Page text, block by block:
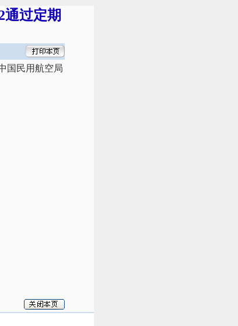
通过定期
国民用航空局